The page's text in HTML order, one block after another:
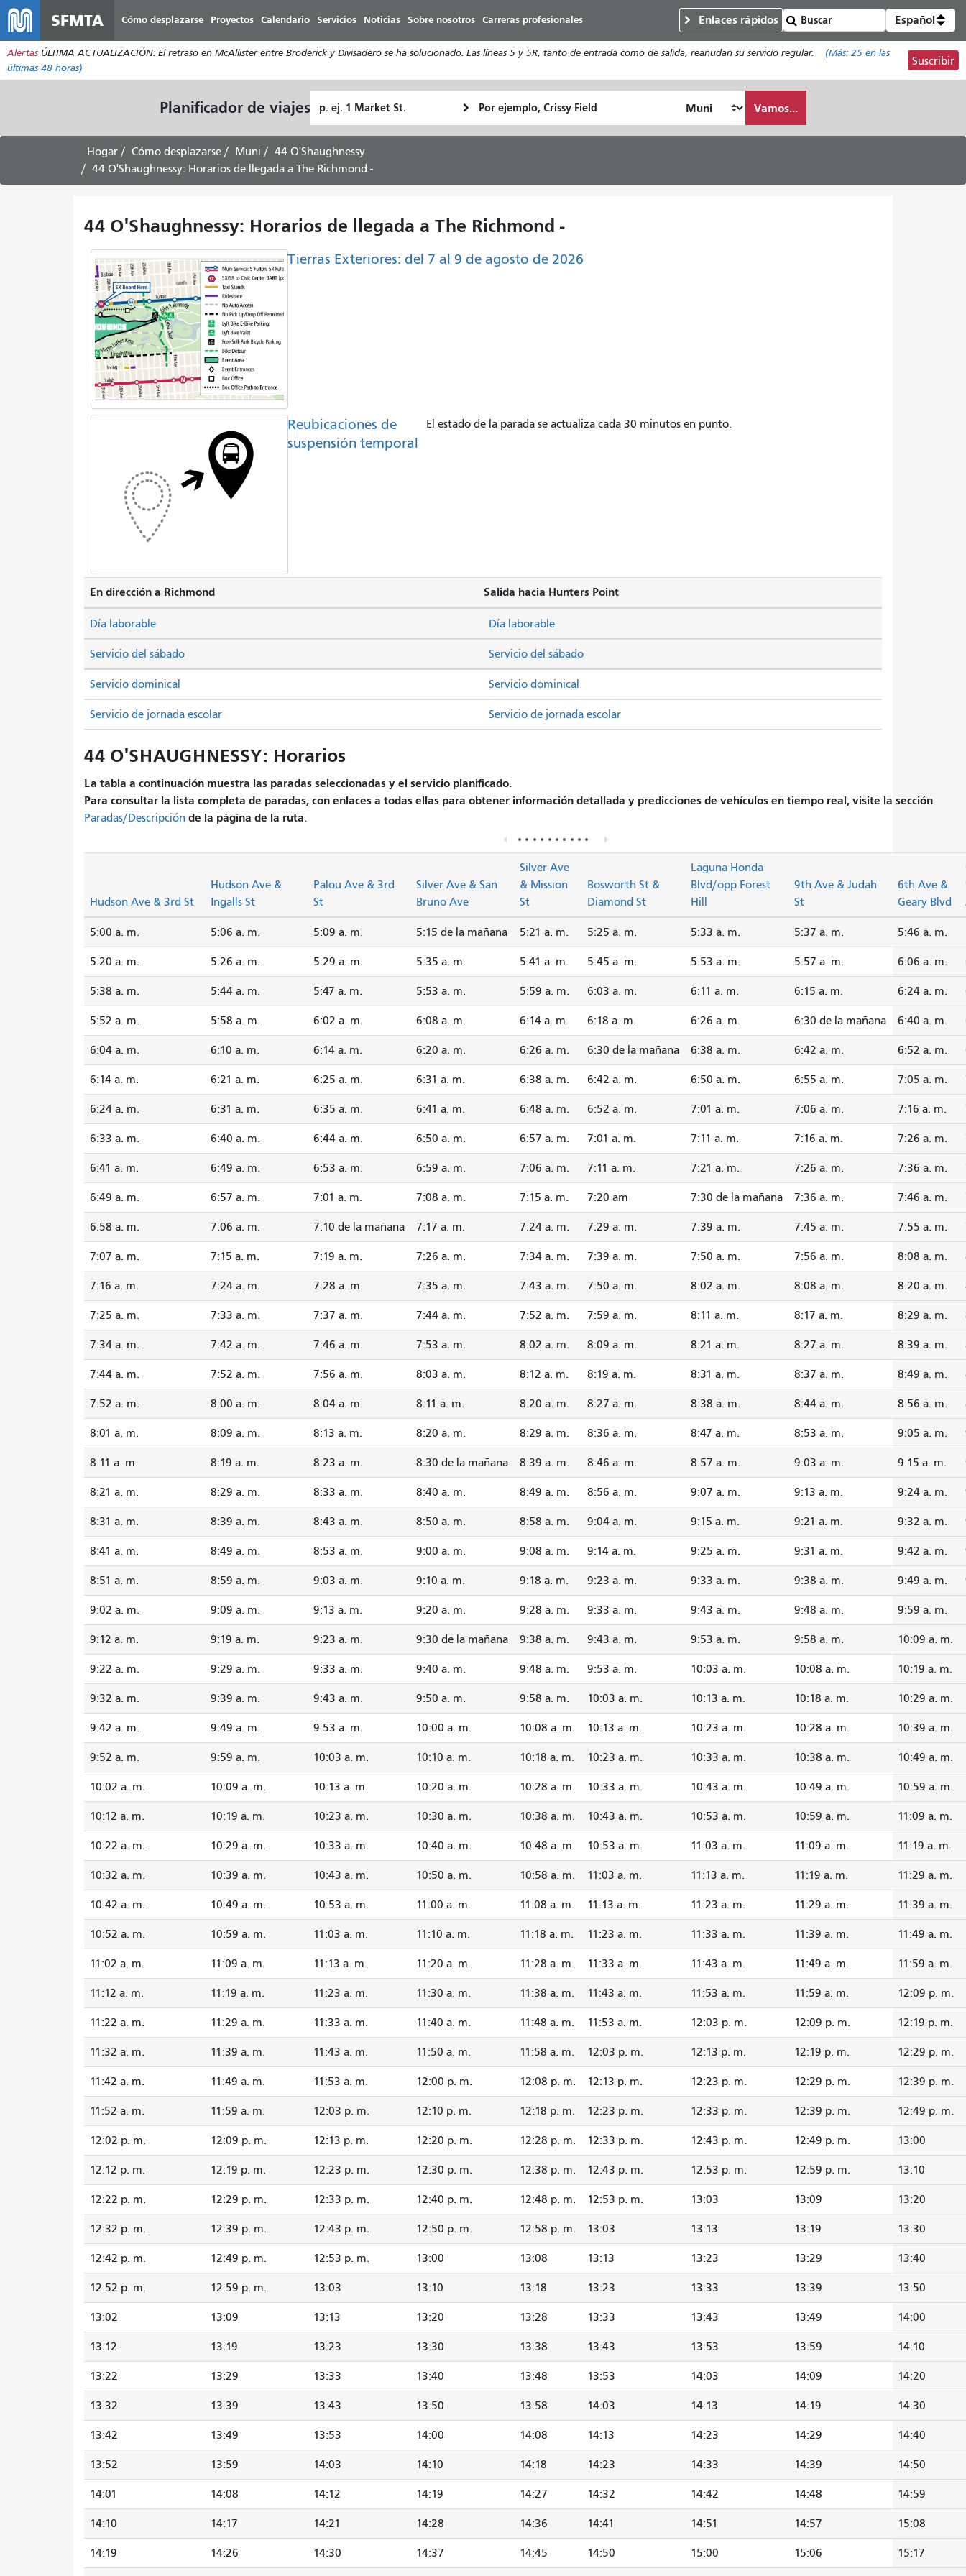
al
contenido
principal
SFMTA Cómo desplazarse Proyectos Calendario Servicios Noticias Sobre nosotros Carreras profesionales Enlaces rápidos Español
Alertas ÚLTIMA ACTUALIZACIÓN: El retraso en McAllister entre Broderick y Divisadero se ha solucionado. Las líneas 5 y 5R, tanto de entrada como de salida, reanudan su servicio regular. (Más: 25 en las
últimas 48 horas)
Suscribir
Planificador de viajes de
partida
Cómo
quiero
Vamos...
Hogar Cómo desplazarse Muni
44 O'Shaughnessy
44 O'Shaughnessy: Horarios de llegada a The Richmond -
44 O'Shaughnessy: Horarios de llegada a The Richmond -
Tierras Exteriores: del 7 al 9 de agosto de 2026
Reubicaciones de
suspensión temporal
El estado de la parada se actualiza cada 30 minutos en punto.
En dirección a Richmond Salida hacia Hunters Point
Servicio del sábado Servicio del sábado
Servicio dominical Servicio dominical
Día laborable Día laborable
Servicio de jornada escolar Servicio de jornada escolar
44 O'SHAUGHNESSY: Horarios
La tabla a continuación muestra las paradas seleccionadas y el servicio planificado.
Para consultar la lista completa de paradas, con enlaces a todas ellas para obtener información detallada y predicciones de vehículos en tiempo real, visite la sección
Paradas/Descripción de la página de la ruta.
Hudson Ave & 3rd St
Hudson Ave &
Ingalls St
Palou Ave & 3rd
St
Silver Ave & San
Bruno Ave
Silver Ave
& Mission
St
Bosworth St &
Diamond St
Laguna Honda
Blvd/opp Forest
Hill
9th Ave & Judah
St
6th Ave &
Geary Blvd
5:00 a. m. 5:06 a. m. 5:09 a. m. 5:15 de la mañana 5:21 a. m. 5:25 a. m. 5:33 a. m. 5:37 a. m. 5:46 a. m.
5:20 a. m. 5:26 a. m. 5:29 a. m. 5:35 a. m. 5:41 a. m. 5:45 a. m. 5:53 a. m. 5:57 a. m. 6:06 a. m.
5:38 a. m. 5:44 a. m. 5:47 a. m. 5:53 a. m. 5:59 a. m. 6:03 a. m. 6:11 a. m. 6:15 a. m. 6:24 a. m.
5:52 a. m. 5:58 a. m. 6:02 a. m. 6:08 a. m. 6:14 a. m. 6:18 a. m. 6:26 a. m. 6:30 de la mañana 6:40 a. m.
6:04 a. m. 6:10 a. m. 6:14 a. m. 6:20 a. m. 6:26 a. m. 6:30 de la mañana 6:38 a. m. 6:42 a. m. 6:52 a. m.
6:14 a. m. 6:21 a. m. 6:25 a. m. 6:31 a. m. 6:38 a. m. 6:42 a. m. 6:50 a. m. 6:55 a. m. 7:05 a. m.
6:24 a. m. 6:31 a. m. 6:35 a. m. 6:41 a. m. 6:48 a. m. 6:52 a. m. 7:01 a. m. 7:06 a. m. 7:16 a. m.
6:33 a. m. 6:40 a. m. 6:44 a. m. 6:50 a. m. 6:57 a. m. 7:01 a. m. 7:11 a. m. 7:16 a. m. 7:26 a. m.
6:41 a. m. 6:49 a. m. 6:53 a. m. 6:59 a. m. 7:06 a. m. 7:11 a. m. 7:21 a. m. 7:26 a. m. 7:36 a. m.
6:49 a. m. 6:57 a. m. 7:01 a. m. 7:08 a. m. 7:15 a. m. 7:20 am 7:30 de la mañana 7:36 a. m. 7:46 a. m.
6:58 a. m. 7:06 a. m. 7:10 de la mañana 7:17 a. m. 7:24 a. m. 7:29 a. m. 7:39 a. m. 7:45 a. m. 7:55 a. m.
7:07 a. m. 7:15 a. m. 7:19 a. m. 7:26 a. m. 7:34 a. m. 7:39 a. m. 7:50 a. m. 7:56 a. m. 8:08 a. m.
7:16 a. m. 7:24 a. m. 7:28 a. m. 7:35 a. m. 7:43 a. m. 7:50 a. m. 8:02 a. m. 8:08 a. m. 8:20 a. m.
7:25 a. m. 7:33 a. m. 7:37 a. m. 7:44 a. m. 7:52 a. m. 7:59 a. m. 8:11 a. m. 8:17 a. m. 8:29 a. m.
7:34 a. m. 7:42 a. m. 7:46 a. m. 7:53 a. m. 8:02 a. m. 8:09 a. m. 8:21 a. m. 8:27 a. m. 8:39 a. m.
7:44 a. m. 7:52 a. m. 7:56 a. m. 8:03 a. m. 8:12 a. m. 8:19 a. m. 8:31 a. m. 8:37 a. m. 8:49 a. m.
7:52 a. m. 8:00 a. m. 8:04 a. m. 8:11 a. m. 8:20 a. m. 8:27 a. m. 8:38 a. m. 8:44 a. m. 8:56 a. m.
8:01 a. m. 8:09 a. m. 8:13 a. m. 8:20 a. m. 8:29 a. m. 8:36 a. m. 8:47 a. m. 8:53 a. m. 9:05 a. m.
8:11 a. m. 8:19 a. m. 8:23 a. m. 8:30 de la mañana 8:39 a. m. 8:46 a. m. 8:57 a. m. 9:03 a. m. 9:15 a. m.
8:21 a. m. 8:29 a. m. 8:33 a. m. 8:40 a. m. 8:49 a. m. 8:56 a. m. 9:07 a. m. 9:13 a. m. 9:24 a. m.
8:31 a. m. 8:39 a. m. 8:43 a. m. 8:50 a. m. 8:58 a. m. 9:04 a. m. 9:15 a. m. 9:21 a. m. 9:32 a. m.
8:41 a. m. 8:49 a. m. 8:53 a. m. 9:00 a. m. 9:08 a. m. 9:14 a. m. 9:25 a. m. 9:31 a. m. 9:42 a. m.
8:51 a. m. 8:59 a. m. 9:03 a. m. 9:10 a. m. 9:18 a. m. 9:23 a. m. 9:33 a. m. 9:38 a. m. 9:49 a. m.
9:02 a. m. 9:09 a. m. 9:13 a. m. 9:20 a. m. 9:28 a. m. 9:33 a. m. 9:43 a. m. 9:48 a. m. 9:59 a. m.
9:12 a. m. 9:19 a. m. 9:23 a. m. 9:30 de la mañana 9:38 a. m. 9:43 a. m. 9:53 a. m. 9:58 a. m. 10:09 a. m.
9:22 a. m. 9:29 a. m. 9:33 a. m. 9:40 a. m. 9:48 a. m. 9:53 a. m. 10:03 a. m. 10:08 a. m. 10:19 a. m.
9:32 a. m. 9:39 a. m. 9:43 a. m. 9:50 a. m. 9:58 a. m. 10:03 a. m. 10:13 a. m. 10:18 a. m. 10:29 a. m.
9:42 a. m. 9:49 a. m. 9:53 a. m. 10:00 a. m. 10:08 a. m. 10:13 a. m. 10:23 a. m. 10:28 a. m. 10:39 a. m.
9:52 a. m. 9:59 a. m. 10:03 a. m. 10:10 a. m. 10:18 a. m. 10:23 a. m. 10:33 a. m. 10:38 a. m. 10:49 a. m.
10:02 a. m. 10:09 a. m. 10:13 a. m. 10:20 a. m. 10:28 a. m. 10:33 a. m. 10:43 a. m. 10:49 a. m. 10:59 a. m.
10:12 a. m. 10:19 a. m. 10:23 a. m. 10:30 a. m. 10:38 a. m. 10:43 a. m. 10:53 a. m. 10:59 a. m. 11:09 a. m.
10:22 a. m. 10:29 a. m. 10:33 a. m. 10:40 a. m. 10:48 a. m. 10:53 a. m. 11:03 a. m. 11:09 a. m. 11:19 a. m.
10:32 a. m. 10:39 a. m. 10:43 a. m. 10:50 a. m. 10:58 a. m. 11:03 a. m. 11:13 a. m. 11:19 a. m. 11:29 a. m.
10:42 a. m. 10:49 a. m. 10:53 a. m. 11:00 a. m. 11:08 a. m. 11:13 a. m. 11:23 a. m. 11:29 a. m. 11:39 a. m.
10:52 a. m. 10:59 a. m. 11:03 a. m. 11:10 a. m. 11:18 a. m. 11:23 a. m. 11:33 a. m. 11:39 a. m. 11:49 a. m.
11:02 a. m. 11:09 a. m. 11:13 a. m. 11:20 a. m. 11:28 a. m. 11:33 a. m. 11:43 a. m. 11:49 a. m. 11:59 a. m.
11:12 a. m. 11:19 a. m. 11:23 a. m. 11:30 a. m. 11:38 a. m. 11:43 a. m. 11:53 a. m. 11:59 a. m. 12:09 p. m.
11:22 a. m. 11:29 a. m. 11:33 a. m. 11:40 a. m. 11:48 a. m. 11:53 a. m. 12:03 p. m. 12:09 p. m. 12:19 p. m.
11:32 a. m. 11:39 a. m. 11:43 a. m. 11:50 a. m. 11:58 a. m. 12:03 p. m. 12:13 p. m. 12:19 p. m. 12:29 p. m.
11:42 a. m. 11:49 a. m. 11:53 a. m. 12:00 p. m. 12:08 p. m. 12:13 p. m. 12:23 p. m. 12:29 p. m. 12:39 p. m.
11:52 a. m. 11:59 a. m. 12:03 p. m. 12:10 p. m. 12:18 p. m. 12:23 p. m. 12:33 p. m. 12:39 p. m. 12:49 p. m.
12:02 p. m. 12:09 p. m. 12:13 p. m. 12:20 p. m. 12:28 p. m. 12:33 p. m. 12:43 p. m. 12:49 p. m. 13:00
12:12 p. m. 12:19 p. m. 12:23 p. m. 12:30 p. m. 12:38 p. m. 12:43 p. m. 12:53 p. m. 12:59 p. m. 13:10
12:22 p. m. 12:29 p. m. 12:33 p. m. 12:40 p. m. 12:48 p. m. 12:53 p. m. 13:03 13:09 13:20
12:32 p. m. 12:39 p. m. 12:43 p. m. 12:50 p. m. 12:58 p. m. 13:03 13:13 13:19 13:30
12:42 p. m. 12:49 p. m. 12:53 p. m. 13:00 13:08 13:13 13:23 13:29 13:40
12:52 p. m. 12:59 p. m. 13:03 13:10 13:18 13:23 13:33 13:39 13:50
13:02 13:09 13:13 13:20 13:28 13:33 13:43 13:49 14:00
13:12 13:19 13:23 13:30 13:38 13:43 13:53 13:59 14:10
13:22 13:29 13:33 13:40 13:48 13:53 14:03 14:09 14:20
13:32 13:39 13:43 13:50 13:58 14:03 14:13 14:19 14:30
13:42 13:49 13:53 14:00 14:08 14:13 14:23 14:29 14:40
13:52 13:59 14:03 14:10 14:18 14:23 14:33 14:39 14:50
14:01 14:08 14:12 14:19 14:27 14:32 14:42 14:48 14:59
14:10 14:17 14:21 14:28 14:36 14:41 14:51 14:57 15:08
14:19 14:26 14:30 14:37 14:45 14:50 15:00 15:06 15:17